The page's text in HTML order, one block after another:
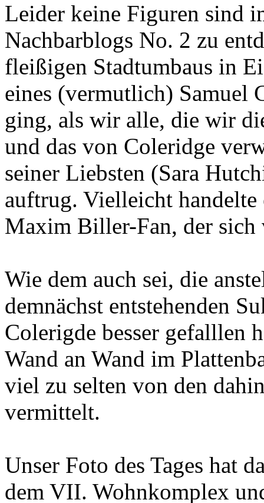
Leider keine Figuren sind
Nachbarblogs No. 2 zu
fleißigen Stadtumbaus in
eines (vermutlich) Samuel
ging, als wir alle, die wir
und das von Coleridge
seiner Liebsten (Sara
auftrug. Vielleicht handelte
Maxim Biller-Fan, der sich
Wie dem auch sei, die
demnächst entstehenden
Colerigde besser gefalllen
Wand an Wand im
viel zu selten von den
vermittelt.
Unser Foto des Tages hat
dem VII. Wohnkomplex